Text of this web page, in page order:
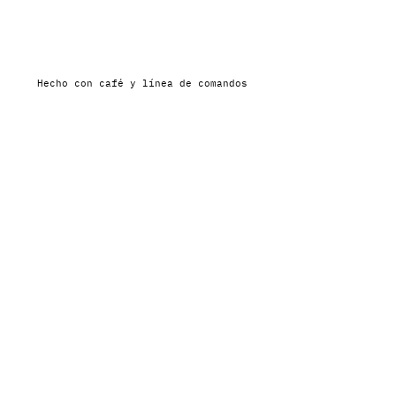
Hecho con café y línea de comandos